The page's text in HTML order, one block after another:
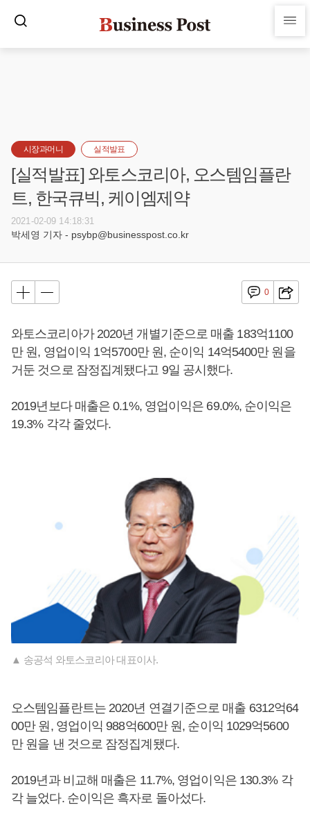
시장과머니 실적발표
[실적발표] 와토스코리아, 오스템임플란
트, 한국큐빅, 케이엠제약
2021-02-09 14:18:31
박세영 기자 - psybp@businesspost.co.kr
0
와토스코리아가 2020년 개별기준으로 매출 183억1100
만 원, 영업이익 1억5700만 원, 순이익 14억5400만 원을
거둔 것으로 잠정집계됐다고 9일 공시했다.
2019년보다 매출은 0.1%, 영업이익은 69.0%, 순이익은
19.3% 각각 줄었다.
▲ 송공석 와토스코리아 대표이사.
오스템임플란트는 2020년 연결기준으로 매출 6312억64
00만 원, 영업이익 988억600만 원, 순이익 1029억5600
만 원을 낸 것으로 잠정집계됐다.
2019년과 비교해 매출은 11.7%, 영업이익은 130.3% 각
각 늘었다. 순이익은 흑자로 돌아섰다.